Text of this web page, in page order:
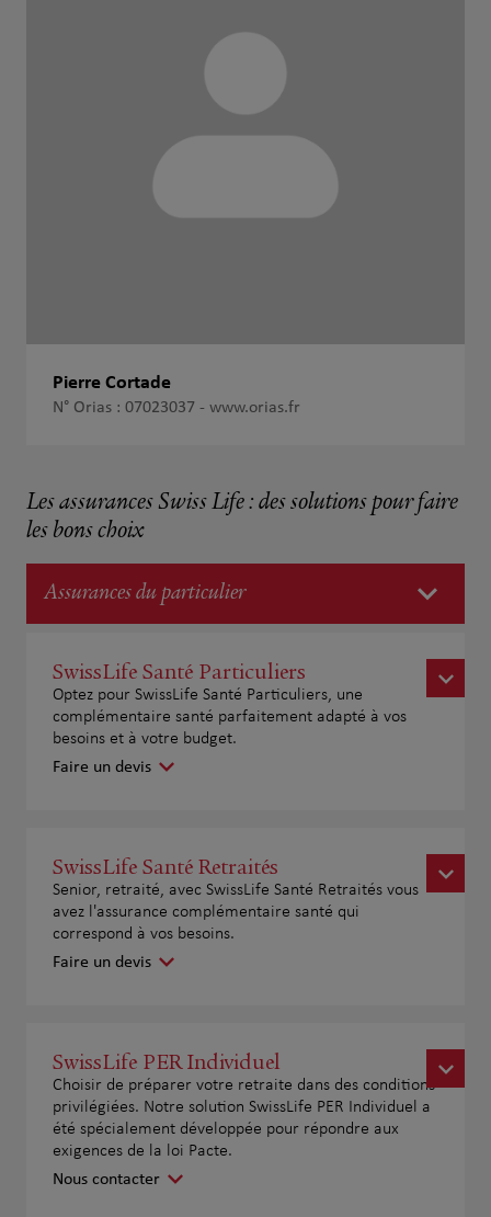
Pierre Cortade
N° Orias : 07023037 - www.orias.fr
Les assurances Swiss Life : des solutions pour faire
les bons choix
Assurances du particulier
SwissLife Santé Particuliers
Optez pour SwissLife Santé Particuliers, une
complémentaire santé parfaitement adapté à vos
besoins et à votre budget.
Faire un devis
SwissLife Santé Retraités
Senior, retraité, avec SwissLife Santé Retraités vous
avez l'assurance complémentaire santé qui
correspond à vos besoins.
Faire un devis
SwissLife PER Individuel
Choisir de préparer votre retraite dans des conditions
privilégiées. Notre solution SwissLife PER Individuel a
été spécialement développée pour répondre aux
exigences de la loi Pacte.
Nous contacter